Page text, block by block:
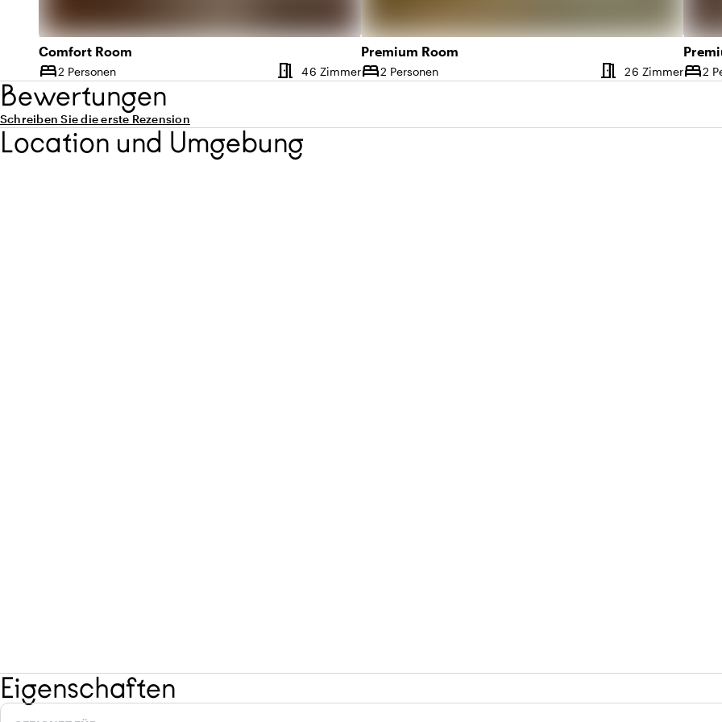
Comfort Room
bed
Kapazität
2 Personen meeting_room Anzahl der Zimmer
46 Zimmer
Premium Room
bed
Kapazität
2 Personen meeting_room 26 Zimmerbed2
Bewertungen
Schreiben Sie die erste Rezension
Location und Umgebung
Eigenschaften